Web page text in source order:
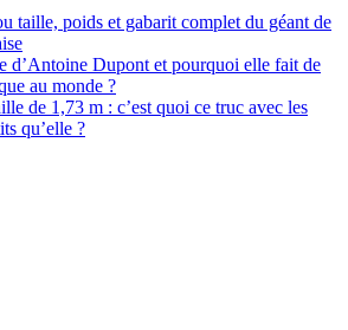
taille, poids et gabarit complet du géant de
d’Antoine Dupont et pourquoi elle fait de
au monde ?
de 1,73 m : c’est quoi ce truc avec les
qu’elle ?